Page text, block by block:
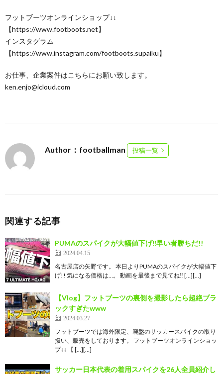
フットブーツオンラインショップ↓↓
【https://www.footboots.net】
インスタグラム
【https://www.instagram.com/footboots.supaiku】
お仕事、企業案件はこちらにお願い致します。
ken.enjo@icloud.com
Author：footballman 投稿一覧
関連する記事
PUMAのスパイクが大幅値下げ‼︎早い者勝ちだ!!
2024.04.15
名古屋店の矢野です。 本日よりPUMAのスパイクが大幅値下
げ!! 気になる価格は…。 動画を最後まで見てね‼ […][…]
【Vlog】フットブーツの裏側を撮影したら超絶ブラ
ックすぎたwww
2024.03.27
フットブーツでは海外限定、廃盤のサッカースパイクの取り
扱い、販売をしております。 フットブーツオンラインショッ
プ↓↓ 【 […][…]
サッカー日本代表の着用スパイクを26人全員紹介し